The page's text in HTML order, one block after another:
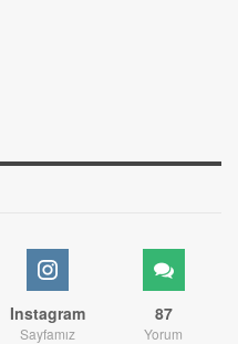
Instagram
Sayfamız
87
Yorum